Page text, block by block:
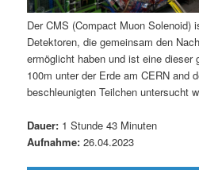
I
n
h
l
e
n
I
h
Der CMS (Compact Muon Solenoid)
Detektoren, die gemeinsam den
ermöglicht haben und ist eine dieser
100m unter der Erde am CERN and
beschleunigten Teilchen untersucht
Dauer: 1 Stunde 43 Minuten
Aufnahme: 26.04.2023